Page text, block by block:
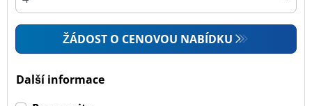
Zemědělská technika (0)
Dojezdové
Dojezdové (8)
ŽÁDOST O CENOVOU NABÍDKU
Další informace